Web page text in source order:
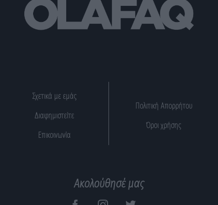
Σχετικά με εμάς
Διαφημιστείτε
Επικοινωνία
Πολιτική Απορρήτου
Όροι χρήσης
Ακολούθησέ μας